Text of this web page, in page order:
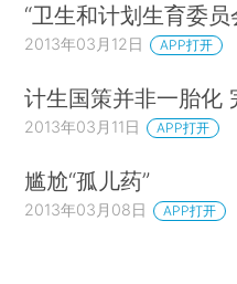
“卫生和计划生育委员
2013年03月12日 APP打开
计生国策并非一胎化
2013年03月11日 APP打开
尴尬“孤儿药”
2013年03月08日 APP打开